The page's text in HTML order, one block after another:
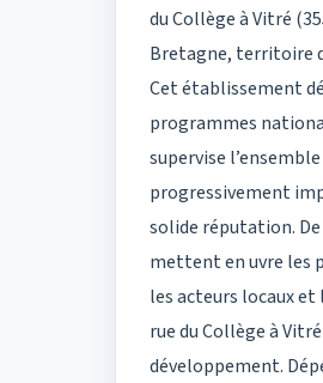
du Collège à Vitré
Bretagne, territoire
Cet établissement
programmes
supervise
progressivement
solide réputation. De
mettent en uvre les
les acteurs locaux
rue du Collège à
développement.